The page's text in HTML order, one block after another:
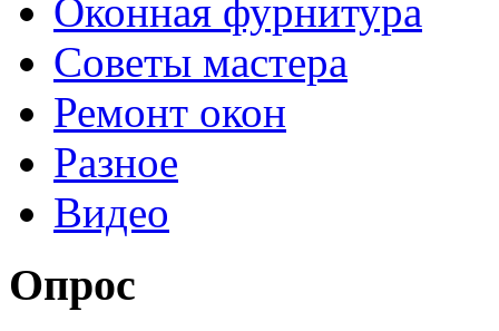
Оконная фурнитура
Советы мастера
Ремонт окон
Разное
Видео
Опрос